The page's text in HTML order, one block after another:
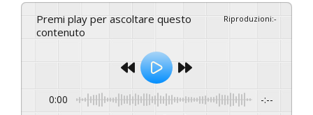
Premi play per ascoltare questo
contenuto
Riproduzioni:-
0:00 -:--